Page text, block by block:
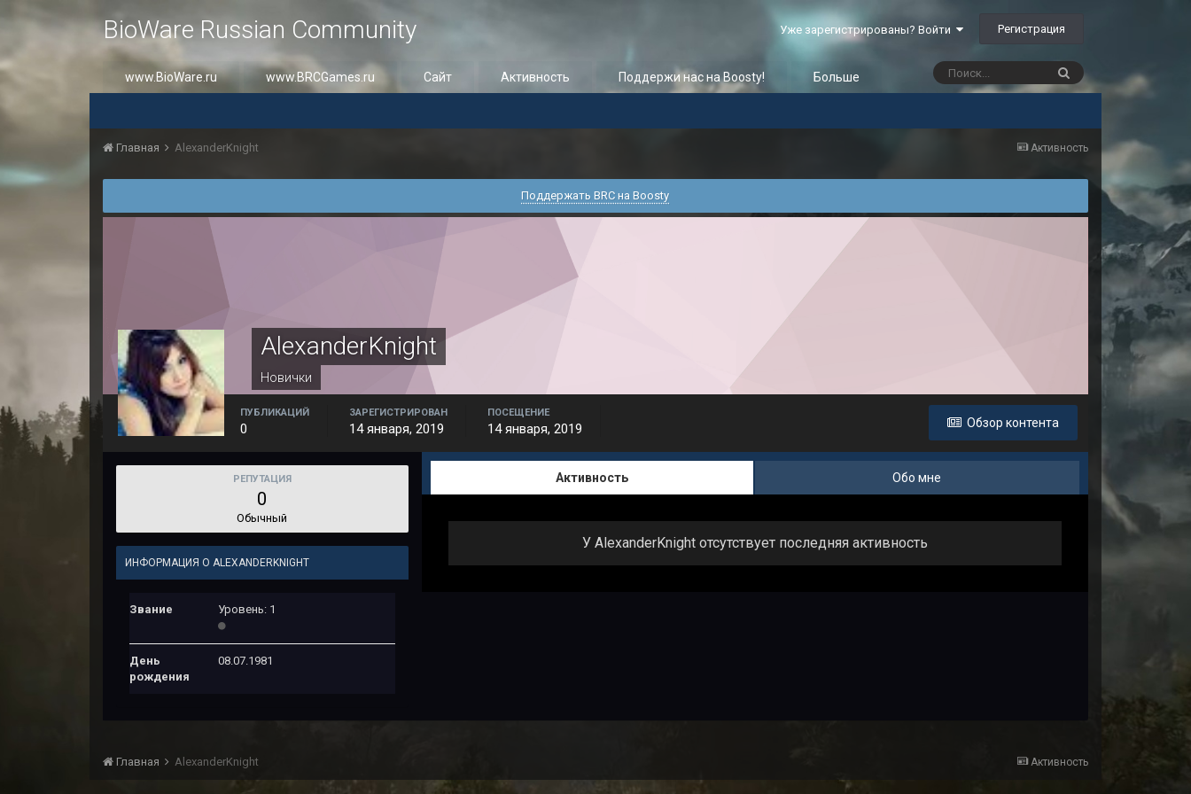
BioWare Russian Community Уже зарегистрированы? Войти Регистрация
www.BioWare.ru www.BRCGames.ru Сайт Активность Поддержи нас на Boosty! Больше
Активность
Главная AlexanderKnight
Поддержать BRC на Boosty
AlexanderKnight
Новички
Обзор контента
ПУБЛИКАЦИЙ
0
ЗАРЕГИСТРИРОВАН
14 января, 2019
ПОСЕЩЕНИЕ
14 января, 2019
РЕПУТАЦИЯ
0
Обычный
ИНФОРМАЦИЯ О ALEXANDERKNIGHT
Звание Уровень: 1
День
рождения
08.07.1981
Активность Обо мне
У AlexanderKnight отсутствует последняя активность
Активность
Главная AlexanderKnight